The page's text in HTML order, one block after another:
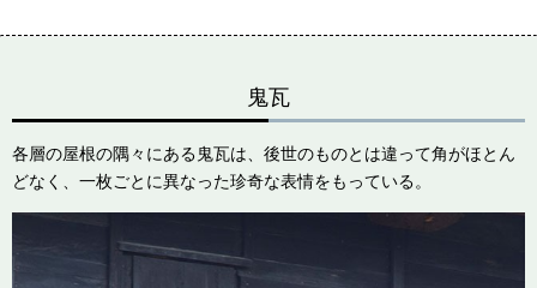
鬼瓦
各層の屋根の隅々にある鬼瓦は、後世のものとは違って角がほとん
どなく、一枚ごとに異なった珍奇な表情をもっている。